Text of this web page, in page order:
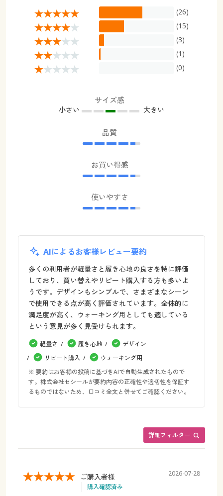
(26)
(15)
(3)
(1)
(0)
サイズ感
小さい 大きい
品質
お買い得感
使いやすさ
AIによるお客様レビュー要約
多くの利用者が軽量さと履き心地の良さを特に評価
しており、買い替えやリピート購入する方も多いよ
うです。デザインもシンプルで、さまざまなシーン
で使用できる点が高く評価されています。全体的に
満足度が高く、ウォーキング用としても適している
という意見が多く見受けられます。
軽量さ 履き心地
デザイン
リピート購入
ウォーキング用
※ 要約はお客様の投稿に基づきAIで自動生成されたもので
す。株式会社セシールが要約内容の正確性や適切性を保証す
るものではないため、口コミ全文と併せてご確認ください。
詳細フィルター
ご購入者様
購入確認済み
2026-07-28